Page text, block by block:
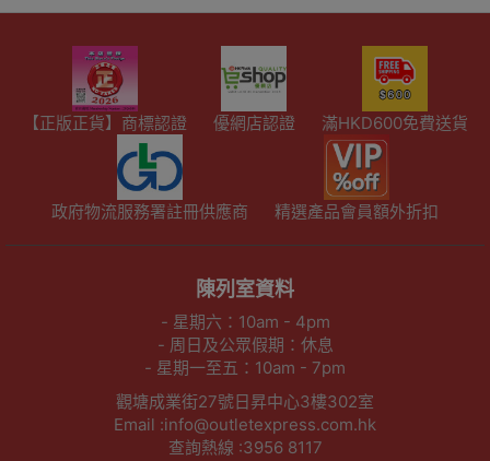
【正版正貨】商標認證 優網店認證 滿HKD600免費送貨
政府物流服務署註冊供應商 精選產品會員額外折扣
陳列室資料
- 星期六：10am - 4pm
- 周日及公眾假期：休息
- 星期一至五：10am - 7pm
觀塘成業街27號日昇中心3樓302室
Email :info@outletexpress.com.hk
查詢熱線 :3956 8117